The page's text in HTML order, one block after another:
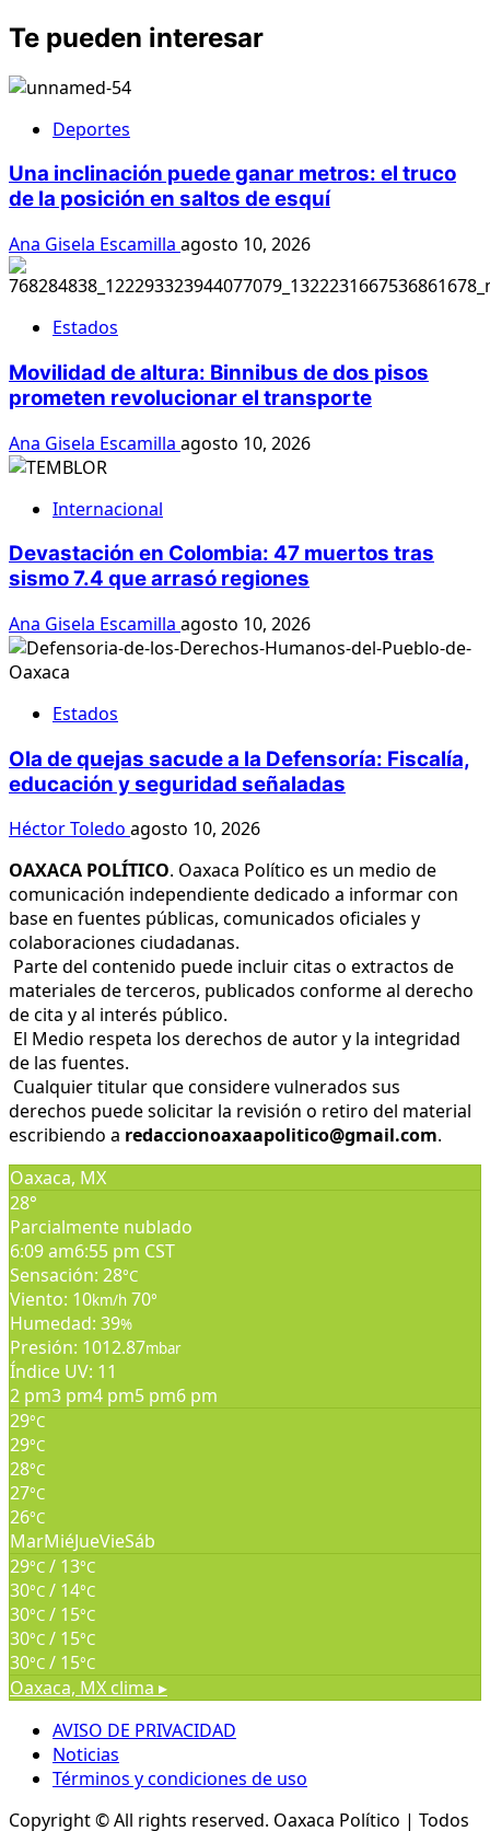
Te pueden interesar
Deportes
Una inclinación puede ganar metros: el truco
de la posición en saltos de esquí
Ana Gisela Escamilla agosto 10, 2026
Estados
Movilidad de altura: Binnibus de dos pisos
prometen revolucionar el transporte
Ana Gisela Escamilla agosto 10, 2026
Internacional
Devastación en Colombia: 47 muertos tras
sismo 7.4 que arrasó regiones
Ana Gisela Escamilla agosto 10, 2026
Estados
Ola de quejas sacude a la Defensoría: Fiscalía,
educación y seguridad señaladas
Héctor Toledo agosto 10, 2026
OAXACA POLÍTICO. Oaxaca Político es un medio de
comunicación independiente dedicado a informar con
base en fuentes públicas, comunicados oficiales y
colaboraciones ciudadanas.
Parte del contenido puede incluir citas o extractos de
materiales de terceros, publicados conforme al derecho
de cita y al interés público.
El Medio respeta los derechos de autor y la integridad
de las fuentes.
Cualquier titular que considere vulnerados sus
derechos puede solicitar la revisión o retiro del material
escribiendo a redaccionoaxaapolitico@gmail.com.
Oaxaca, MX
28°
Parcialmente nublado
6:09 am6:55 pm CST
Sensación: 28°C
Viento: 10km/h 70°
Humedad: 39%
Presión: 1012.87mbar
Índice UV: 11
2 pm3 pm4 pm5 pm6 pm
29°C
29°C
28°C
27°C
26°C
MarMiéJueVieSáb
29°C / 13°C
30°C / 14°C
30°C / 15°C
30°C / 15°C
30°C / 15°C
Oaxaca, MX clima ▸
AVISO DE PRIVACIDAD
Noticias
Términos y condiciones de uso
Copyright © All rights reserved. Oaxaca Político | Todos